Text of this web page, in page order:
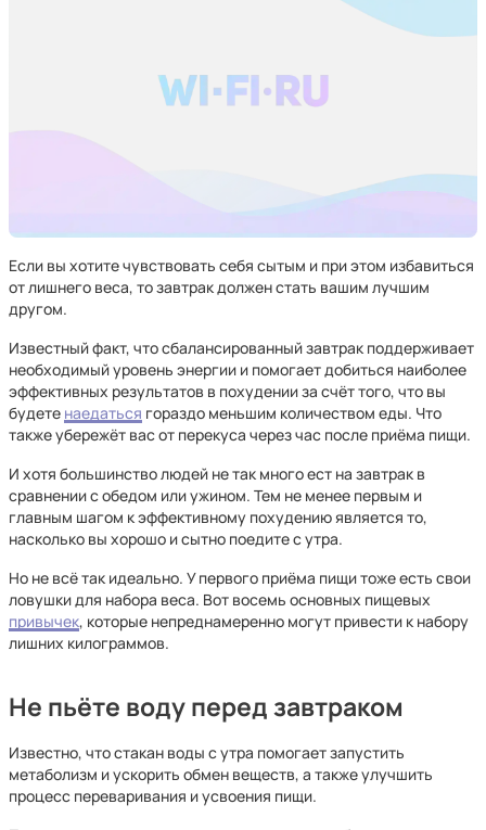
Если вы хотите чувствовать себя сытым и при этом избавиться
от лишнего веса, то завтрак должен стать вашим лучшим
другом.
Известный факт, что сбалансированный завтрак поддерживает
необходимый уровень энергии и помогает добиться наиболее
эффективных результатов в похудении за счёт того, что вы
будете наедаться гораздо меньшим количеством еды. Что
также убережёт вас от перекуса через час после приёма пищи.
И хотя большинство людей не так много ест на завтрак в
сравнении с обедом или ужином. Тем не менее первым и
главным шагом к эффективному похудению является то,
насколько вы хорошо и сытно поедите с утра.
Но не всё так идеально. У первого приёма пищи тоже есть свои
ловушки для набора веса. Вот восемь основных пищевых
привычек, которые непреднамеренно могут привести к набору
лишних килограммов.
Не пьёте воду перед завтраком
Известно, что стакан воды с утра помогает запустить
метаболизм и ускорить обмен веществ, а также улучшить
процесс переваривания и усвоения пищи.